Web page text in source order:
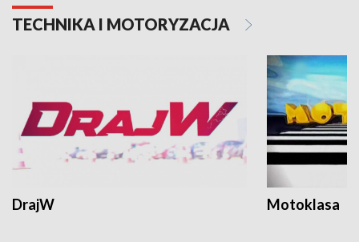
TECHNIKA I MOTORYZACJA
DrajW Motoklasa